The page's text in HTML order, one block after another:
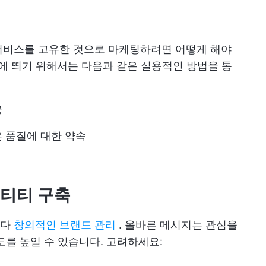
스를 고유한 것으로 마케팅하려면 어떻게 해야
띄기 위해서는 다음과 같은 실용적인 방법을 통
품질에 대한 약속
티 구축
창의적인 브랜드 관리 . 올바른 메시지는 관심을
높일 수 있습니다. 고려하세요: